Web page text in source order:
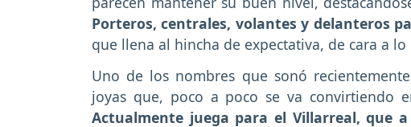
Porteros, centrales, volantes y delanteros
que llena al hincha de expectativa, de cara a
Uno de los nombres que sonó
joyas que, poco a poco se va convirtiendo
Actualmente juega para el Villarreal, que